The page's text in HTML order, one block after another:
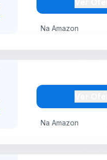
Na Amazon
Na Amazon